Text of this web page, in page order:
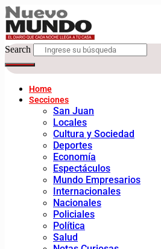
Search
Home
Secciones
San Juan
Locales
Cultura y Sociedad
Deportes
Economía
Espectáculos
Mundo Empresarios
Internacionales
Nacionales
Policiales
Política
Salud